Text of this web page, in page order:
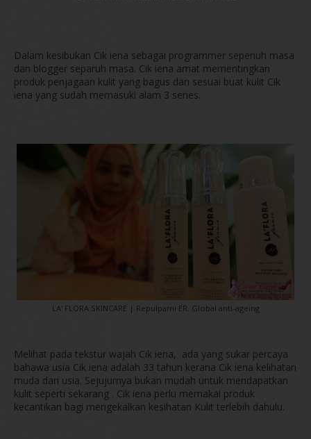
Dalam kesibukan Cik iena sebagai programmer sepenuh masa
dan blogger separuh masa. Cik iena amat mementingkan
produk penjagaan kulit yang bagus dan sesuai buat kulit Cik
iena yang sudah memasuki alam 3 series.
LA' FLORA SKINCARE | Repulpami ER. Global anti-ageing
Melihat pada tekstur wajah Cik iena, ada yang sukar percaya
bahawa usia Cik iena adalah 33 tahun kerana Cik iena kelihatan
muda dari usia. Sejujurnya bukan mudah untuk mendapatkan
kulit seperti sekarang . Cik iena perlu memakai produk
kecantikan bagi mengekalkan kesihatan Kulit terlebih dahulu.